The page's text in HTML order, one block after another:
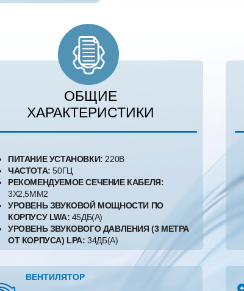
ВЕНТИЛЯТОР
ОБЩИЕ
ХАРАКТЕРИСТИКИ
ПИТАНИЕ УСТАНОВКИ: 220В
ЧАСТОТА:50ГЦ
РЕКОМЕНДУЕМОЕ СЕЧЕНИЕ КАБЕЛЯ:
3Х2,5ММ2
УРОВЕНЬ ЗВУКОВОЙ МОЩНОСТИ ПО
КОРПУСУ LWA: 45ДБ(А)
УРОВЕНЬ ЗВУКОВОГО ДАВЛЕНИЯ (3 МЕТРА
ОТ КОРПУСА) LPA: 34ДБ(А)